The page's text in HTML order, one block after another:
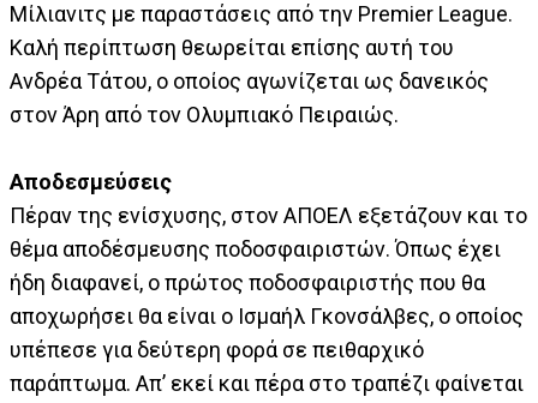
Μίλιανιτς με παραστάσεις από την Premier League.
Καλή περίπτωση θεωρείται επίσης αυτή του
Ανδρέα Τάτου, ο οποίος αγωνίζεται ως δανεικός
στον Άρη από τον Ολυμπιακό Πειραιώς.
Αποδεσμεύσεις
Πέραν της ενίσχυσης, στον ΑΠΟΕΛ εξετάζουν και το
θέμα αποδέσμευσης ποδοσφαιριστών. Όπως έχει
ήδη διαφανεί, ο πρώτος ποδοσφαιριστής που θα
αποχωρήσει θα είναι ο Ισμαήλ Γκονσάλβες, ο οποίος
υπέπεσε για δεύτερη φορά σε πειθαρχικό
παράπτωμα. Απ’ εκεί και πέρα στο τραπέζι φαίνεται